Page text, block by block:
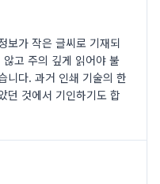
보가 작은 글씨로 기재되
고 주의 깊게 읽어야 불
니다. 과거 인쇄 기술의 한
던 것에서 기인하기도 합